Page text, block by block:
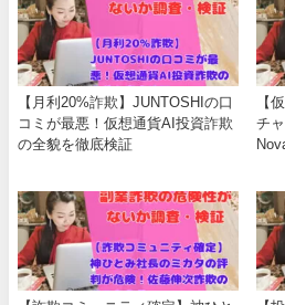
【月利20%詐欺】JUNTOSHIの口
コミが最悪！仮想通貨AI投資詐欺
の全貌を徹底検証
【
チ